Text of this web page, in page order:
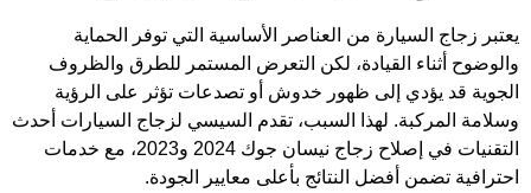
يعتبر زجاج السيارة من العناصر الأساسية التي توفر الحماية
والوضوح أثناء القيادة، لكن التعرض المستمر للطرق والظروف
الجوية قد يؤدي إلى ظهور خدوش أو تصدعات تؤثر على الرؤية
وسلامة المركبة. لهذا السبب، تقدم السيسي لزجاج السيارات أحدث
التقنيات في إصلاح زجاج نيسان جوك 2024 و2023، مع خدمات
احترافية تضمن أفضل النتائج بأعلى معايير الجودة.